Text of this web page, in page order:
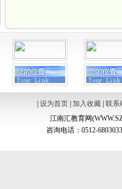
设为首页| 加入收藏| 联系
江南汇教育网
咨询电话：0512-